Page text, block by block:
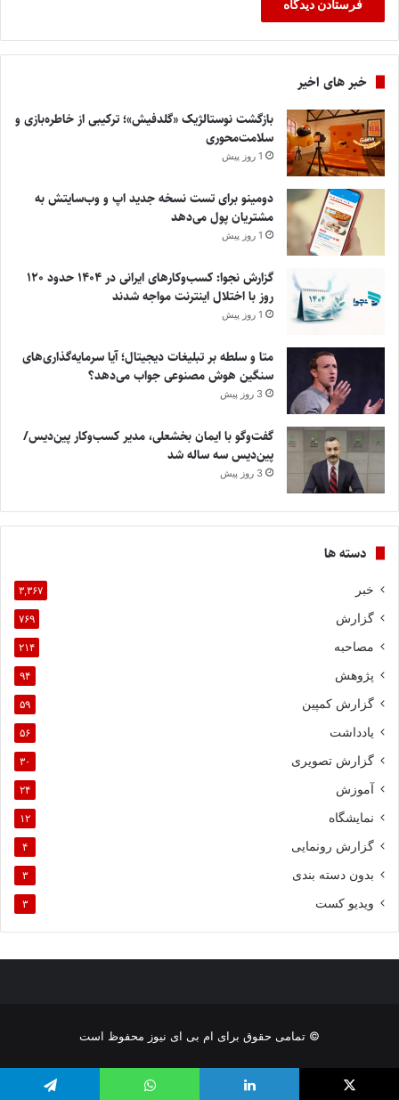
خبر های اخیر
بازگشت نوستالژیک «گلدفیش»؛ ترکیبی از خاطره‌بازی و
سلامت‌محوری
1 روز پیش
دومینو برای تست نسخه جدید اپ و وب‌سایتش به
مشتریان پول می‌دهد
1 روز پیش
گزارش نجوا: کسب‌وکارهای ایرانی در ۱۴۰۴ حدود ۱۲۰
روز با اختلال اینترنت مواجه شدند
1 روز پیش
متا و سلطه بر تبلیغات دیجیتال؛ آیا سرمایه‌گذاری‌های
سنگین هوش مصنوعی جواب می‌دهد؟
3 روز پیش
گفت‌وگو با ایمان بخشعلی، مدیر کسب‌وکار پین‌دیس/
پین‌دیس سه ساله شد
3 روز پیش
دسته ها
خبر ۳,۳۶۷
گزارش ۷۶۹
مصاحبه ۲۱۴
پژوهش ۹۴
گزارش کمپین ۵۹
یادداشت ۵۶
گزارش تصویری ۳۰
آموزش ۲۴
نمایشگاه ۱۲
گزارش رونمایی ۴
بدون دسته بندی ۳
ویدیو کست ۳
© تمامی حقوق برای ام بی ای نیوز محفوظ است